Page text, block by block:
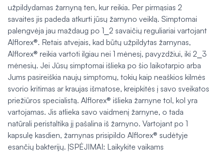
užpildydamas žarnyną ten, kur reikia. Per pirmąsias 2
savaites jis padeda atkurti jūsų žarnyno veiklą. Simptomai
palengvėja jau maždaug po 1⎯2 savaičių reguliariai vartojant
Alflorex®. Retais atvejais, kad būtų užpildytas žarnynas,
Alflorex® reikia vartoti ilgiau nei 1 mėnesį, pavyzdžiui, iki 2⎯3
mėnesių. Jei Jūsų simptomai išlieka po šio laikotarpio arba
Jums pasireiškia naujų simptomų, tokių kaip neaškios kilmės
svorio kritimas ar kraujas išmatose, kreipkitės į savo sveikatos
priežiūros specialistą. Alflorex® išlieka žarnyne tol, kol yra
vartojamas. Jis atlieka savo vaidmenį žarnyne, o tada
natūrali peristaltika jį pašalina iš žarnyno. Vartojant po 1
kapsulę kasdien, žarnynas prisipildo Alflorex® sudėtyje
esančių bakterijų. ĮSPĖJIMAI: Laikykite vaikams